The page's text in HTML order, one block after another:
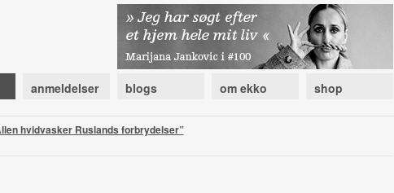
anmeldelser blogs om ekko shop
hvidvasker Ruslands forbrydelser”